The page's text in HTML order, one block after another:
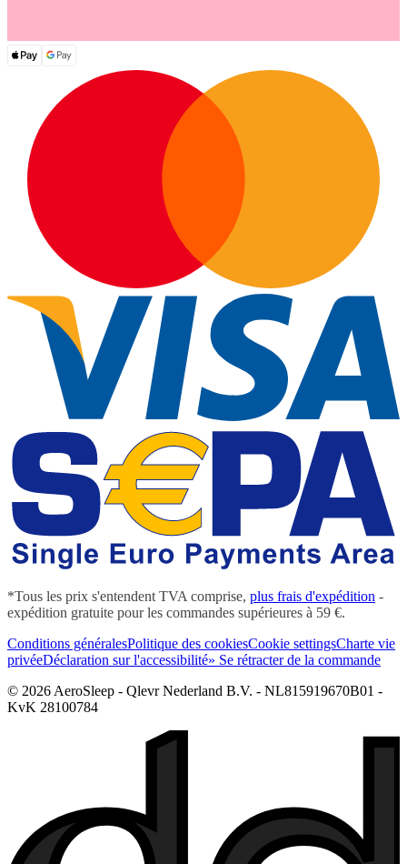
*Tous les prix s'entendent TVA comprise, plus frais d'expédition -
expédition gratuite pour les commandes supérieures à 59 €.
Conditions généralesPolitique des cookiesCookie settingsCharte vie
privéeDéclaration sur l'accessibilité» Se rétracter de la commande
© 2026 AeroSleep - Qlevr Nederland B.V. - NL815919670B01 -
KvK 28100784